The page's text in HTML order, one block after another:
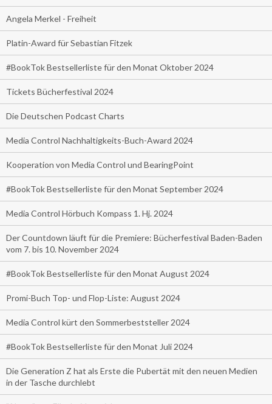
Angela Merkel - Freiheit
Platin-Award für Sebastian Fitzek
#BookTok Bestsellerliste für den Monat Oktober 2024
Tickets Bücherfestival 2024
Die Deutschen Podcast Charts
Media Control Nachhaltigkeits-Buch-Award 2024
Kooperation von Media Control und BearingPoint
#BookTok Bestsellerliste für den Monat September 2024
Media Control Hörbuch Kompass 1. Hj. 2024
Der Countdown läuft für die Premiere: Bücherfestival Baden-Baden
vom 7. bis 10. November 2024
#BookTok Bestsellerliste für den Monat August 2024
Promi-Buch Top- und Flop-Liste: August 2024
Media Control kürt den Sommerbeststeller 2024
#BookTok Bestsellerliste für den Monat Juli 2024
Die Generation Z hat als Erste die Pubertät mit den neuen Medien
in der Tasche durchlebt